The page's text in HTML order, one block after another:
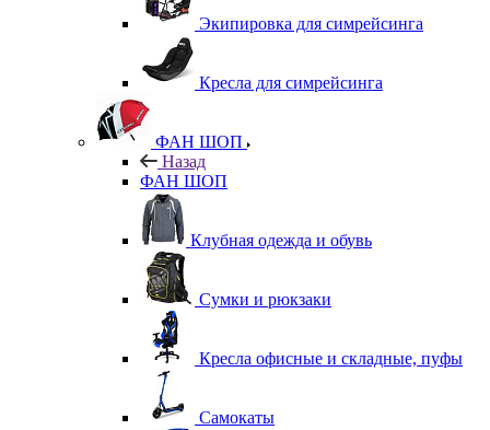
Экипировка для симрейсинга
Кресла для симрейсинга
ФАН ШОП
Назад
ФАН ШОП
Клубная одежда и обувь
Сумки и рюкзаки
Кресла офисные и складные, пуфы
Самокаты